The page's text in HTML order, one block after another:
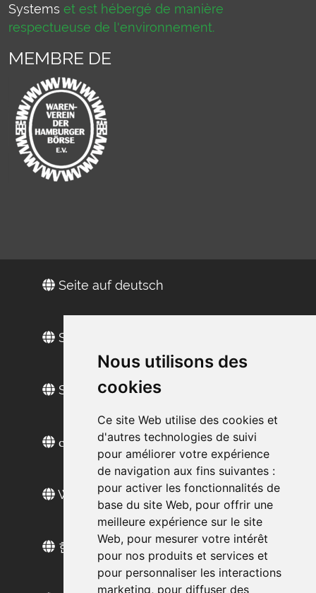
Nous utilisons des
cookies
Ce site Web utilise des cookies et
d'autres technologies de suivi
pour améliorer votre expérience
de navigation aux fins suivantes :
pour activer les fonctionnalités de
base du site Web, pour offrir une
meilleure expérience sur le site
Web, pour mesurer votre intérêt
pour nos produits et services et
pour personnaliser les interactions
marketing, pour diffuser des
Systems et est hébergé de manière
respectueuse de l'environnement.
MEMBRE DE
Seite auf deutsch
Site in Englisch
Sitio web en español
сайт на русском
Web sitesi türkçe
한국 웹 사이트